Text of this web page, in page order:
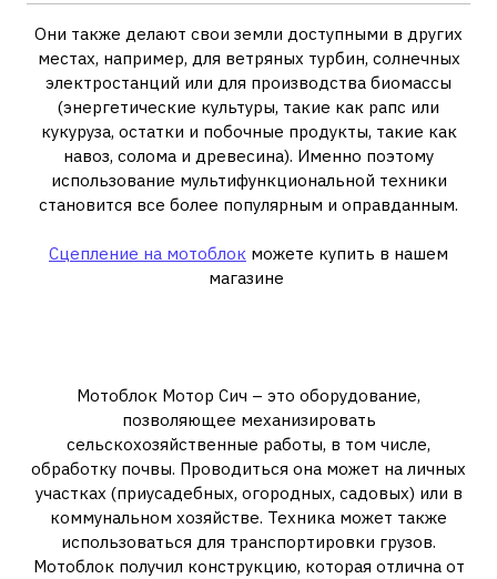
Они также делают свои земли доступными в других
местах, например, для ветряных турбин, солнечных
электростанций или для производства биомассы
(энергетические культуры, такие как рапс или
кукуруза, остатки и побочные продукты, такие как
навоз, солома и древесина). Именно поэтому
использование мультифункциональной техники
становится все более популярным и оправданным.
Сцепление на мотоблок можете купить в нашем
магазине
Мотоблок Мотор Сич – это оборудование,
позволяющее механизировать
сельскохозяйственные работы, в том числе,
обработку почвы. Проводиться она может на личных
участках (приусадебных, огородных, садовых) или в
коммунальном хозяйстве. Техника может также
использоваться для транспортировки грузов.
Мотоблок получил конструкцию, которая отлична от